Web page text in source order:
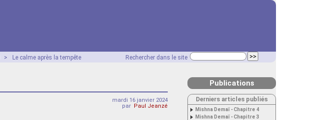
Rechercher dans le site
> Le calme après la tempête
mardi 16 janvier 2024
par Paul Jeanzé
Publications
Derniers articles publiés
Mishna Demaï - Chapitre 4
Mishna Demaï - Chapitre 3